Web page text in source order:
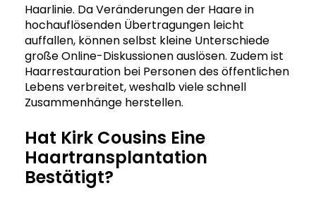
Haarlinie. Da Veränderungen der Haare in
hochauflösenden Übertragungen leicht
auffallen, können selbst kleine Unterschiede
große Online-Diskussionen auslösen. Zudem ist
Haarrestauration bei Personen des öffentlichen
Lebens verbreitet, weshalb viele schnell
Zusammenhänge herstellen.
Hat Kirk Cousins Eine
Haartransplantation
Bestätigt?